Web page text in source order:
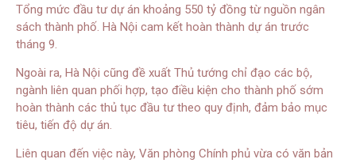
Tổng mức đầu tư dự án khoảng 550 tỷ đồng từ nguồn ngân
sách thành phố. Hà Nội cam kết hoàn thành dự án trước
tháng 9.
Ngoài ra, Hà Nội cũng đề xuất Thủ tướng chỉ đạo các bộ,
ngành liên quan phối hợp, tạo điều kiện cho thành phố sớm
hoàn thành các thủ tục đầu tư theo quy định, đảm bảo mục
tiêu, tiến độ dự án.
Liên quan đến việc này, Văn phòng Chính phủ vừa có văn bản